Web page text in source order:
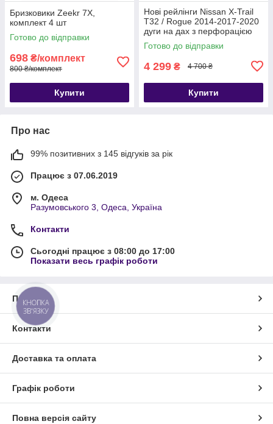
Бризковики Zeekr 7X,
комплект 4 шт
Готово до відправки
698 ₴/комплект
800 ₴/комплект
Купити
Нові рейлінги Nissan X-Trail
T32 / Rogue 2014-2017-2020
дуги на дах з перфорацією
Готово до відправки
4 299 ₴ 4 700 ₴
Купити
Про нас
99% позитивних з 145 відгуків за рік
Працює з 07.06.2019
м. Одеса
Разумовського 3, Одеса, Україна
Контакти
Сьогодні працює з 08:00 до 17:00
Показати весь графік роботи
Про нас
Контакти
Доставка та оплата
Графік роботи
Повна версія сайту
КНОПКА
ЗВ'ЯЗКУ